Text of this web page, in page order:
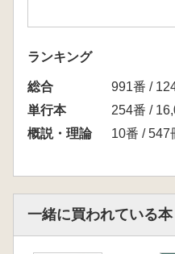
ランキング
総合
991番 /
単行本
254番 /
概説・理論
10番 / 547
一緒に買われている本